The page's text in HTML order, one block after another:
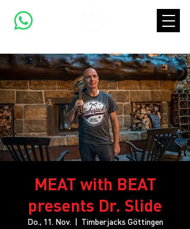
MEAT with BEAT
presents Dr. Slide
Do., 11. Nov.
  |
Timberjacks Göttingen